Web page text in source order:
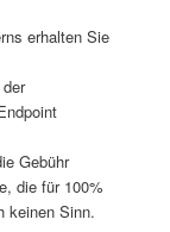
erhalten Sie
Gebühr
die für 100%
keinen Sinn.